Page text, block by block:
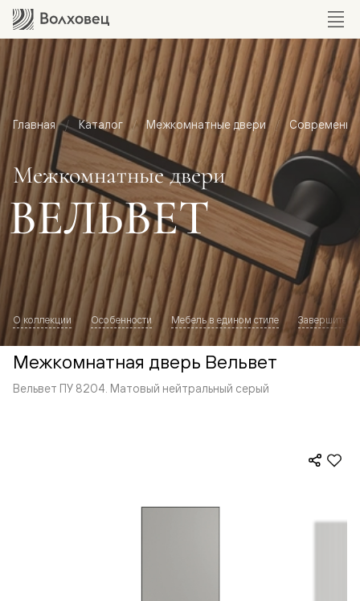
Главная Каталог Межкомнатные двери
Межкомнатные двери
ВЕЛЬВЕТ
О коллекции Особенности Мебель в едином стиле Завершите
Межкомнатная дверь Вельвет
Вельвет ПУ 8204. Матовый нейтральный серый